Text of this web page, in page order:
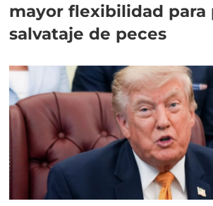
mayor flexibilidad para
salvataje de peces